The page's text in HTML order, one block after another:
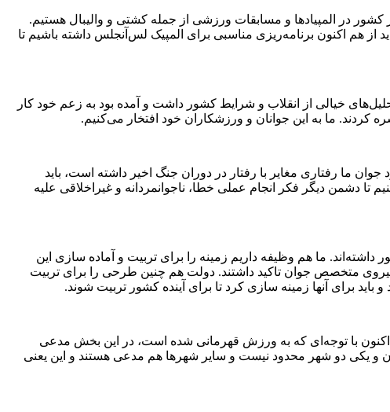
در المپیاد‌ها و مسابقات ورزشی از جمله کشتی و والیبال هستیم.
هم اکنون برنامه‌ریزی مناسبی برای المپیک لس‌آنجلس داشته باشیم تا
مردم پیروز این جنگ بودند. دشمن تحلیل‌های خیالی از انقلاب و شرایط کشور داشت و آمده بود به زعم خود کار
کردند. ما به این جوانان و ورزشکاران خود افتخار می‌کنیم.
ما رفتاری مغایر با رفتار در دوران جنگ اخیر داشته است، باید
تا دشمن دیگر فکر انجام عملی خطا، ناجوانمردانه و غیراخلاقی علیه
ما هم وظیفه داریم زمینه را برای تربیت و آماده سازی این
نیروی متخصص جوان تاکید داشتند. دولت هم چنین طرحی را برای تربیت
با توجه‌ای که به ورزش قهرمانی شده است، در این بخش مدعی
و یکی دو شهر محدود نیست و سایر شهر‌ها هم مدعی هستند و این یعنی